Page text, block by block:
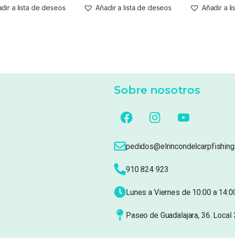
a lista de deseos Añadir a lista de deseos Añadir a
Sobre nosotros
910 824 923
Lunes a Viernes de 10:00 a
Paseo de Guadalajara, 36.